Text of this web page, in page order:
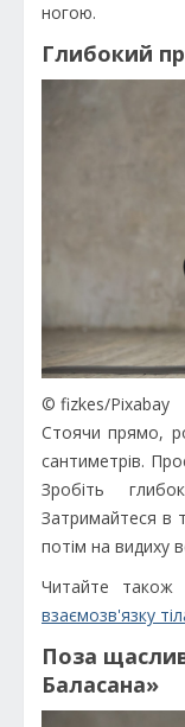
ногою.
Глибокий
© fizkes/Pixabay
Стоячи прямо,
сантиметрів.
Зробіть
Затримайтеся в
потім на видиху
Читайте також
взаємозв'язку
Поза
Баласана»